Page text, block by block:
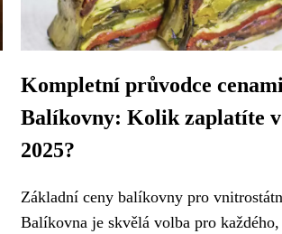
Kompletní průvodce cenami
Balíkovny: Kolik zaplatíte
2025?
Základní ceny balíkovny pro
Balíkovna je skvělá volba pro